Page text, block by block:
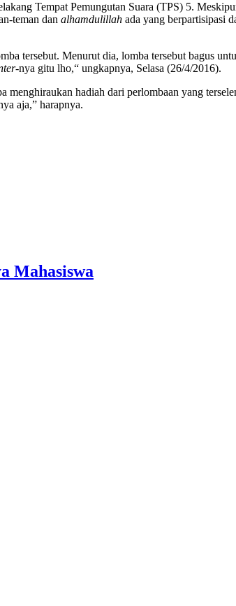
Tempat Pemungutan Suara (TPS) 5.
teman dan alhamdulillah ada yang berpartisipasi
tersebut. Menurut dia, lomba tersebut bagus
-nya gitu lho,“ ungkapnya, Selasa (26/4/2016).
hadiah dari perlombaan yang
aja,” harapnya.
Mahasiswa